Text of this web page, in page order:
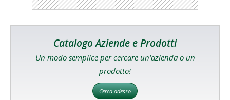
Catalogo Aziende e Prodotti
Un modo semplice per cercare un'azienda o un
prodotto!
Cerca adesso